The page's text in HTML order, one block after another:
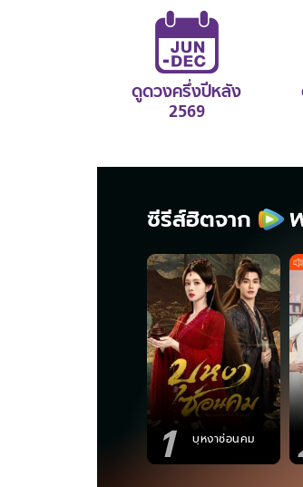
ดูดวงครึ่งปีหลัง
2569
ซีรีส์ฮิตจาก
1 บุหงาซ่อนคม